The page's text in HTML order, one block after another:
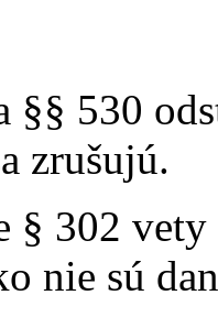
§§ 530
zrušujú.
§ 302
nie sú